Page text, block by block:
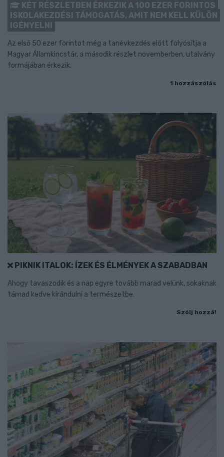
KÉT RÉSZLETBEN ÉRKEZIK A 100 EZER FORINTOS
ISKOLAKEZDÉSI TÁMOGATÁS, AMIT NEM KELL KÜLÖN
IGÉNYELNI
Az első 50 ezer forintot még a tanévkezdés előtt folyósítja a
Magyar Államkincstár, a második részlet novemberben, utalvány
formájában érkezik.
1 hozzászólás
PIKNIK ITALOK: ÍZEK ÉS ÉLMÉNYEK A SZABADBAN
Ahogy tavaszodik és a nap egyre tovább marad velünk, sokaknak
támad kedve kirándulni a természetbe.
Szólj hozzá!